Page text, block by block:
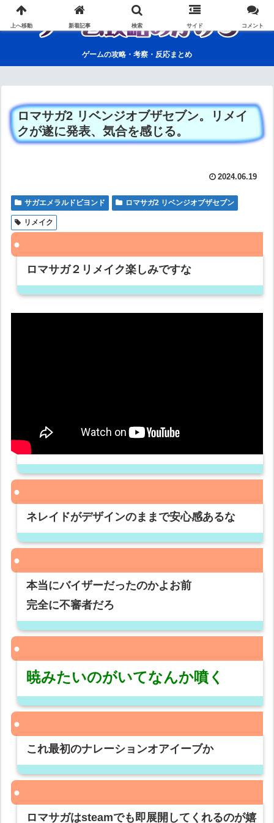
ゲームの攻略・考察・反応まとめ
ロマサガ2 リベンジオブザセブン。リメイ
クが遂に発表、気合を感じる。
2024.06.19
サガエメラルドビヨンド ロマサガ2 リベンジオブザセブン
リメイク
ロマサガ２リメイク楽しみですな
ネレイドがデザインのままで安心感あるな
本当にバイザーだったのかよお前
完全に不審者だろ
暁みたいのがいてなんか噴く
これ最初のナレーションオアイーブか
ロマサガはsteamでも即展開してくれるのが嬉
上へ移動 新着記事 検索 サイド コメント